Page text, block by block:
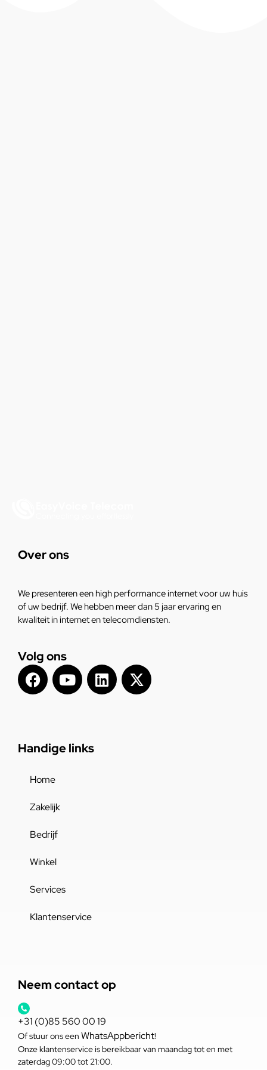
Over ons
We presenteren een high performance internet voor uw huis
of uw bedrijf. We hebben meer dan 5 jaar ervaring en
kwaliteit in internet en telecomdiensten.
Volg ons
Handige links
Home
Zakelijk
Bedrijf
Winkel
Services
Klantenservice
Neem contact op
+31 (0)85 560 00 19
Of stuur ons een WhatsAppbericht!
Onze klantenservice is bereikbaar van maandag tot en met
zaterdag 09:00 tot 21:00.